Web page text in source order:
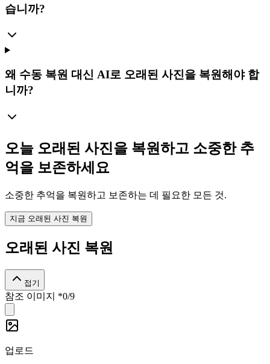
습니까?
왜 수동 복원 대신 AI로 오래된 사진을 복원해야 합
니까?
오늘 오래된 사진을 복원하고 소중한 추
억을 보존하세요
소중한 추억을 복원하고 보존하는 데 필요한 모든 것.
지금 오래된 사진 복원
오래된 사진 복원
접기
참조 이미지 *0/9
업로드